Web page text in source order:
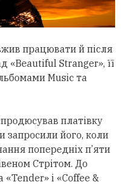
працювати й після
«Beautiful Stranger», її
Music та
платівку
запросили його, коли
попередніх п’яти
Стрітом. До
і «Coffee &